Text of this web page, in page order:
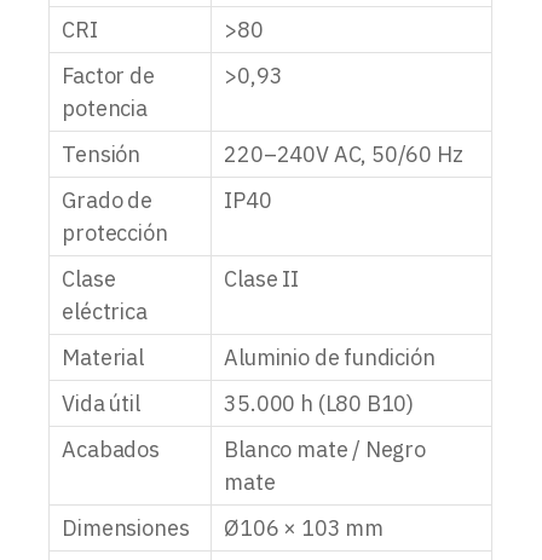
CRI
>80
Factor de
potencia
>0,93
Tensión
220–240V AC, 50/60 Hz
Grado de
protección
IP40
Clase
eléctrica
Clase II
Material
Aluminio de fundición
Vida útil
35.000 h (L80 B10)
Acabados
Blanco mate / Negro
mate
Dimensiones
Ø106 × 103 mm